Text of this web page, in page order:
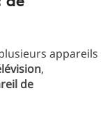
appareils
,
de